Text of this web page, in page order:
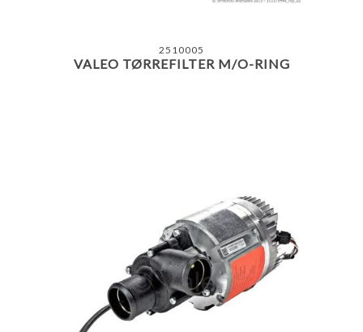
2510005
VALEO TØRREFILTER M/O-RING